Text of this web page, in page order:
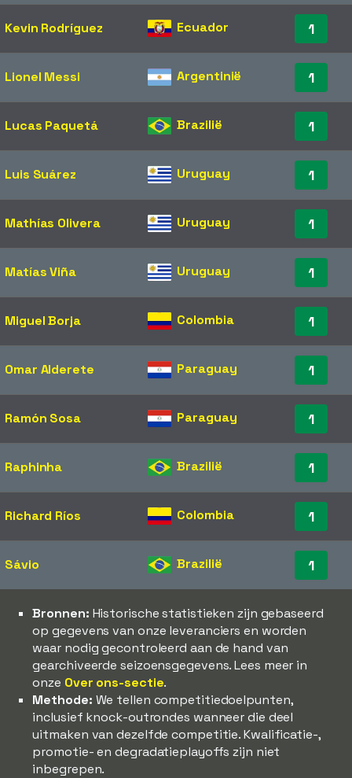
Kevin Rodríguez Ecuador 1
Lionel Messi Argentinië 1
Lucas Paquetá Brazilië 1
Luis Suárez Uruguay 1
Mathías Olivera Uruguay 1
Matías Viña Uruguay 1
Miguel Borja Colombia 1
Omar Alderete Paraguay 1
Ramón Sosa Paraguay 1
Raphinha Brazilië 1
Richard Ríos Colombia 1
Sávio Brazilië 1
Bronnen: Historische statistieken zijn gebaseerd
op gegevens van onze leveranciers en worden
waar nodig gecontroleerd aan de hand van
gearchiveerde seizoensgegevens. Lees meer in
onze Over ons-sectie.
Methode: We tellen competitiedoelpunten,
inclusief knock-outrondes wanneer die deel
uitmaken van dezelfde competitie. Kwalificatie-,
promotie- en degradatieplayoffs zijn niet
inbegrepen.